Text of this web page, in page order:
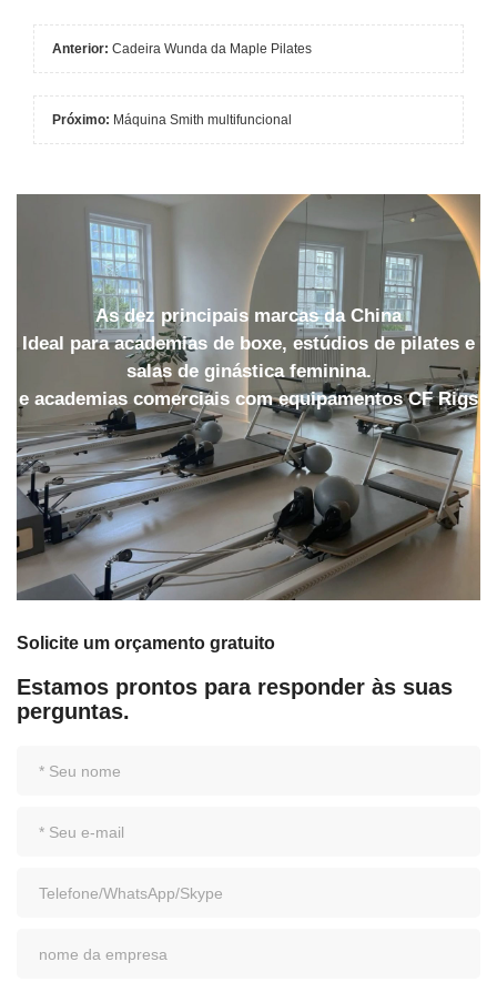
Anterior: Cadeira Wunda da Maple Pilates
Próximo: Máquina Smith multifuncional
As dez principais marcas da China
Ideal para academias de boxe, estúdios de pilates e
salas de ginástica feminina.
e academias comerciais com equipamentos CF Rigs
Solicite um orçamento gratuito
Estamos prontos para responder às suas
perguntas.